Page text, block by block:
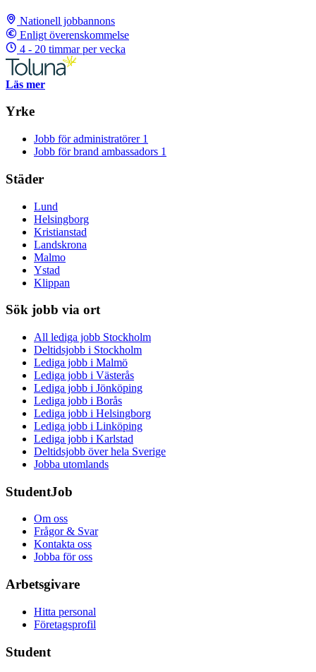
Nationell jobbannons
Enligt överenskommelse
4 - 20 timmar per vecka
Läs mer
Yrke
Jobb för administratörer 1
Jobb för brand ambassadors 1
Städer
Lund
Helsingborg
Kristianstad
Landskrona
Malmo
Ystad
Klippan
Sök jobb via ort
All lediga jobb Stockholm
Deltidsjobb i Stockholm
Lediga jobb i Malmö
Lediga jobb i Västerås
Lediga jobb i Jönköping
Lediga jobb i Borås
Lediga jobb i Helsingborg
Lediga jobb i Linköping
Lediga jobb i Karlstad
Deltidsjobb över hela Sverige
Jobba utomlands
StudentJob
Om oss
Frågor & Svar
Kontakta oss
Jobba för oss
Arbetsgivare
Hitta personal
Företagsprofil
Student